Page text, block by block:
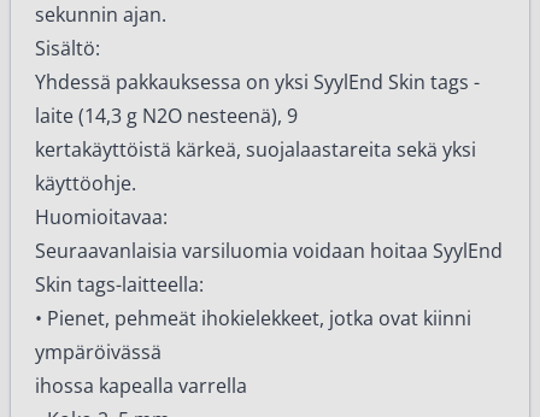
sekunnin ajan.
Sisältö:
Yhdessä pakkauksessa on yksi SyylEnd Skin tags -
laite (14,3 g N2O nesteenä), 9
kertakäyttöistä kärkeä, suojalaastareita sekä yksi
käyttöohje.
Huomioitavaa:
Seuraavanlaisia varsiluomia voidaan hoitaa SyylEnd
Skin tags-laitteella:
• Pienet, pehmeät ihokielekkeet, jotka ovat kiinni
ympäröivässä
ihossa kapealla varrella